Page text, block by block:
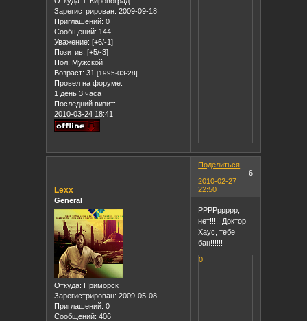
Зарегистрирован: 2009-09-18
Приглашений: 0
Сообщений: 144
Уважение: [+6/-1]
Позитив: [+5/-3]
Пол: Мужской
Возраст: 31[1995-03-28]
Провел на форуме:
1 день 3 часа
Последний визит:
2010-03-24 18:41
Поделиться
6
2010-02-27
22:50
Lexx
General
Откуда: Приморск
Зарегистрирован: 2009-05-08
Приглашений: 0
Сообщений: 406
РРРРррррр,
нет!!!!! Доктор
Хаус, тебе
бан!!!!!!
0